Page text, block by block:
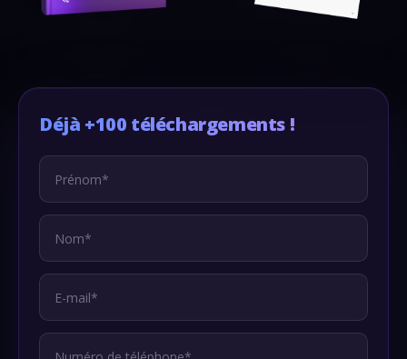
Déjà +100 téléchargements !